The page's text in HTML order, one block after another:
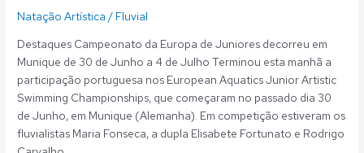
Natação Artística / Fluvial
Destaques Campeonato da Europa de Juniores decorreu em
Munique de 30 de Junho a 4 de Julho Terminou esta manhã a
participação portuguesa nos European Aquatics Junior Artistic
Swimming Championships, que começaram no passado dia 30
de Junho, em Munique (Alemanha). Em competição estiveram os
fluvialistas Maria Fonseca, a dupla Elisabete Fortunato e Rodrigo